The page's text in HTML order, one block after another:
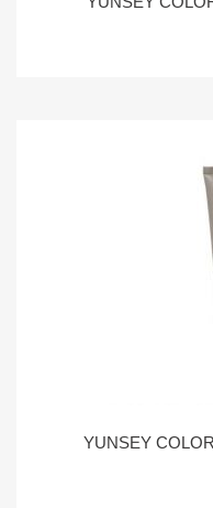
YUNSEY